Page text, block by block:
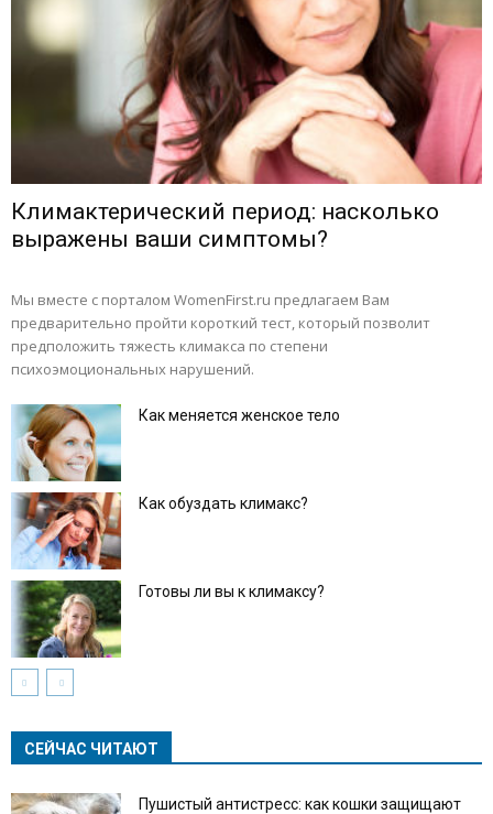
Климактерический период: насколько
выражены ваши симптомы?
Мы вместе с порталом WomenFirst.ru предлагаем Вам
предварительно пройти короткий тест, который позволит
предположить тяжесть климакса по степени
психоэмоциональных нарушений.
Как меняется женское тело
Как обуздать климакс?
Готовы ли вы к климаксу?
СЕЙЧАС ЧИТАЮТ
Пушистый антистресс: как кошки защищают